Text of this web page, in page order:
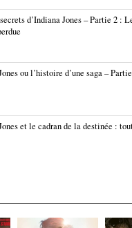
d’Indiana Jones – Partie 2 :
ou l’histoire d’une saga –
et le cadran de la destinée :